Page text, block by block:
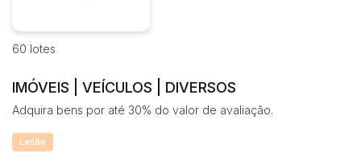
Arma/Segurança
Combustível
Mobiliário
Eletros/eletrônicos
Eletrodoméstico
Equipamentos
Bairro
Judiciais Extrajudiciais
R$
60 lotes
IMÓVEIS | VEÍCULOS | DIVERSOS
Adquira bens por até 30% do valor de avaliação.
Leilão